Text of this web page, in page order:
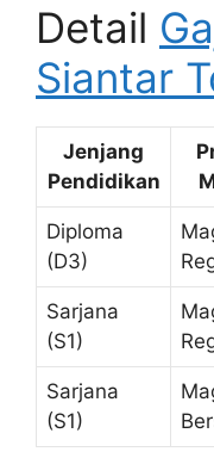
Detail
Siantar
Jenjang
Pendidikan
Diploma
(D3)
Sarjana
(S1)
Sarjana
(S1)